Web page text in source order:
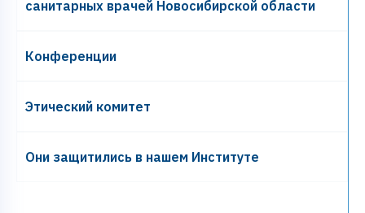
санитарных врачей Новосибирской области
Конференции
Этический комитет
Они защитились в нашем Институте